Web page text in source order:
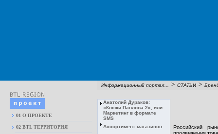
Информационный портал... > СТАТЬИ >
01 О ПРОЕКТЕ
02 BTL ТЕРРИТОРИЯ
Анатолий Дураков:
«Кошки Павлова 2», или
Маркетинг в формате
SMS
Ассортимент магазинов
Российский